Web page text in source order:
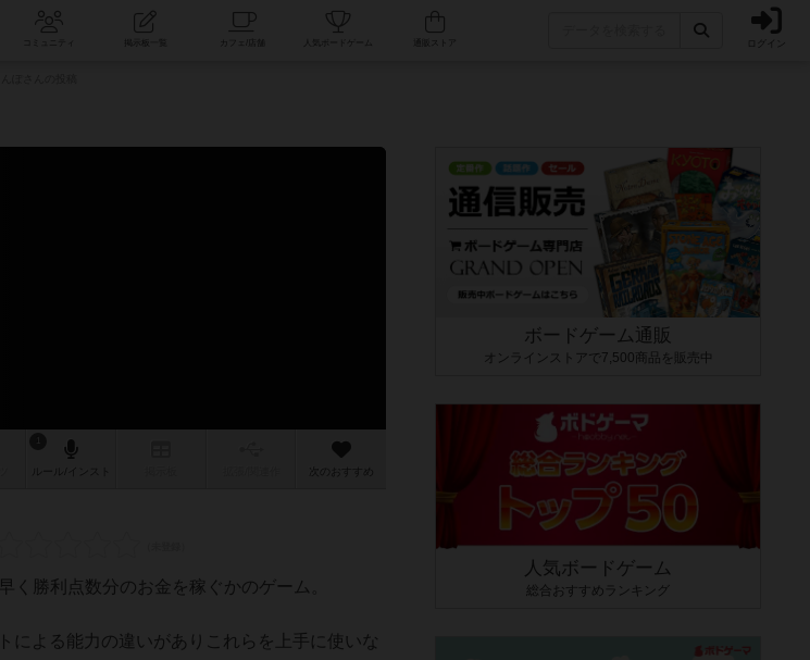
コミュニティ 人気ボードゲーム ログイン
次のおすすめ
勝利点数分のお金を稼ぐかのゲーム。
による能力の違いがありこれらを上手に使いな
ボードゲーム通販
オンラインストアで7,500商品を販売中
人気ボードゲーム
総合おすすめランキング